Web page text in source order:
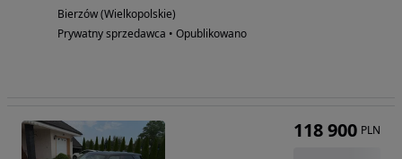
Bierzów (Wielkopolskie)
Prywatny sprzedawca • Opublikowano
118 900 PLN